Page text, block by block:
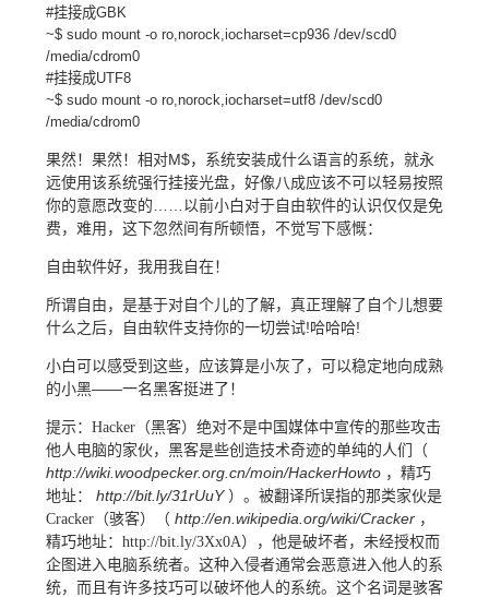
#挂接成GBK
~$ sudo mount -o ro,norock,iocharset=cp936 /dev/scd0
/media/cdrom0
#挂接成UTF8
~$ sudo mount -o ro,norock,iocharset=utf8 /dev/scd0
/media/cdrom0
果然！果然！相对M$，系统安装成什么语言的系统，就永
远使用该系统强行挂接光盘，好像八成应该不可以轻易按照
你的意愿改变的……以前小白对于自由软件的认识仅仅是免
费，难用，这下忽然间有所顿悟，不觉写下感慨：
自由软件好，我用我自在！
所谓自由，是基于对自个儿的了解，真正理解了自个儿想要
什么之后，自由软件支持你的一切尝试!哈哈哈!
小白可以感受到这些，应该算是小灰了，可以稳定地向成熟
的小黑——一名黑客挺进了！
提示：Hacker（黑客）绝对不是中国媒体中宣传的那些攻击
他人电脑的家伙，黑客是些创造技术奇迹的单纯的人们（
http://wiki.woodpecker.org.cn/moin/HackerHowto ，精巧
地址： http://bit.ly/31rUuY ）。被翻译所误指的那类家伙是
Cracker（骇客）（ http://en.wikipedia.org/wiki/Cracker ，
精巧地址：http://bit.ly/3Xx0A），他是破坏者，未经授权而
企图进入电脑系统者。这种入侵者通常会恶意进入他人的系
统，而且有许多技巧可以破坏他人的系统。这个名词是骇客